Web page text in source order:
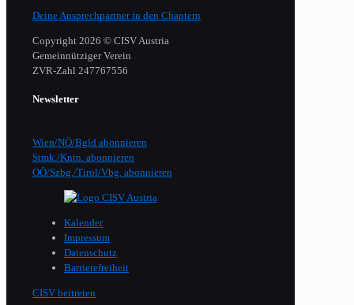
Deine Ansprechpartner in den Chaptern
Copyright 2026 © CISV Austria
Gemeinnütziger Verein
​ZVR-Zahl 247767556
Newsletter
Wien/NÖ/Bgld abonnieren
Stmk./Kntn. abonnieren
OÖ/Szbg./Tirol/Vbg. abonnieren
Kalender
Impressum
Datenschutz
Barrierefreiheit
CISV beitreten